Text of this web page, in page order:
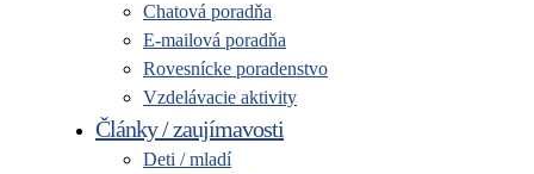
Chatová poradňa
E-mailová poradňa
Rovesnícke poradenstvo
Vzdelávacie aktivity
Články / zaujímavosti
Deti / mladí